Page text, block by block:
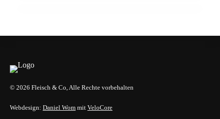
© 2026 Fleisch & Co, Alle Rechte vorbehalten
Webdesign: Daniel Wom mit VeloCore